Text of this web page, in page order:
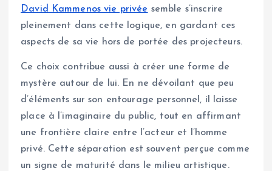
David Kammenos vie privée semble s’inscrire
pleinement dans cette logique, en gardant ces
aspects de sa vie hors de portée des projecteurs.
Ce choix contribue aussi à créer une forme de
mystère autour de lui. En ne dévoilant que peu
d’éléments sur son entourage personnel, il laisse
place à l’imaginaire du public, tout en affirmant
une frontière claire entre l’acteur et l’homme
privé. Cette séparation est souvent perçue comme
un signe de maturité dans le milieu artistique.